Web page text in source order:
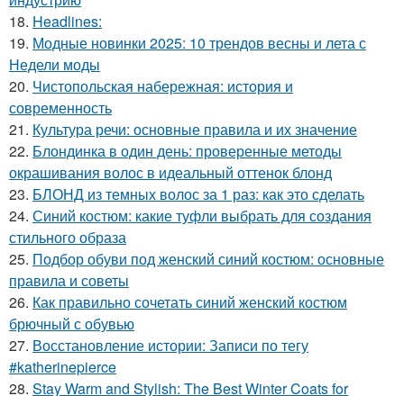
18. Headlines:
19. Модные новинки 2025: 10 трендов весны и лета с
Недели моды
20. Чистопольская набережная: история и
современность
21. Культура речи: основные правила и их значение
22. Блондинка в один день: проверенные методы
окрашивания волос в идеальный оттенок блонд
23. БЛОНД из темных волос за 1 раз: как это сделать
24. Синий костюм: какие туфли выбрать для создания
стильного образа
25. Подбор обуви под женский синий костюм: основные
правила и советы
26. Как правильно сочетать синий женский костюм
брючный с обувью
27. Восстановление истории: Записи по тегу
#katherinepierce
28. Stay Warm and Stylish: The Best Winter Coats for